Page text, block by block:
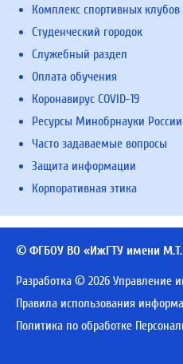
Комплекс спортивных
Студенческий городок
Служебный раздел
Оплата обучения
Коронавирус COVID-19
Ресурсы Минобрнауки
Часто задаваемые вопросы
Защита информации
Корпоративная этика
© ФГБОУ ВО «ИжГТУ имени
Разработка © 2026 Управление
Правила использования
Политика по обработке